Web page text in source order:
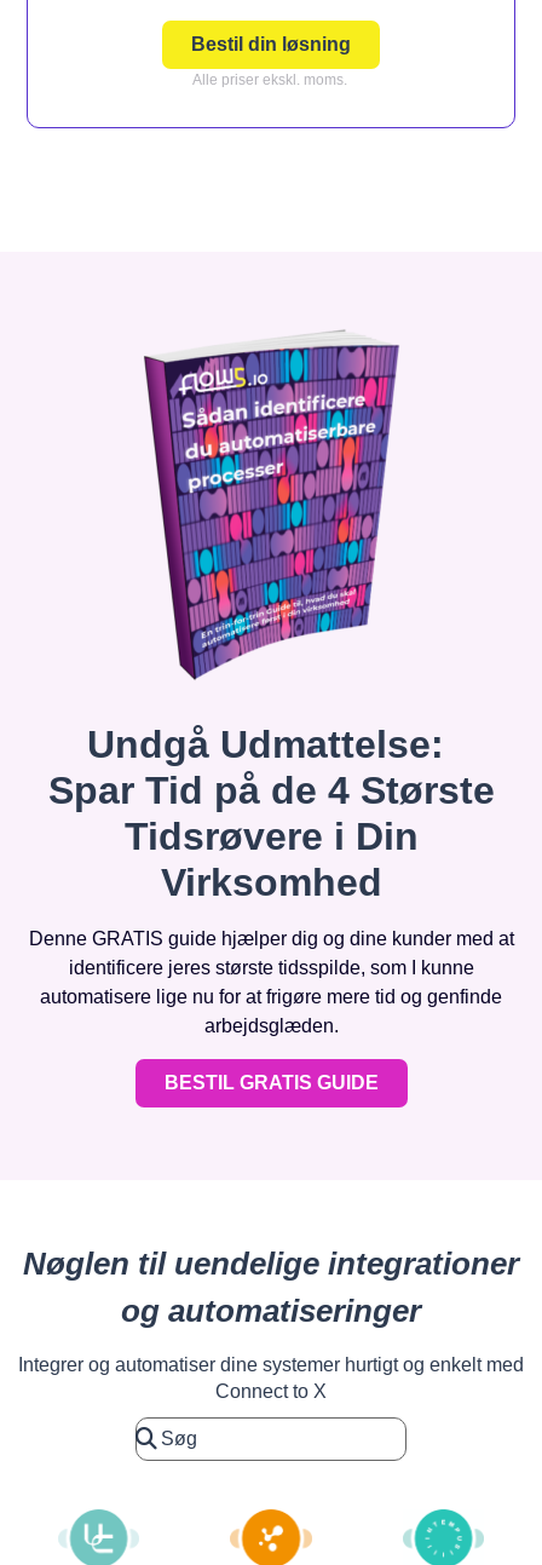
Bestil din løsning
Alle priser ekskl. moms.
Undgå Udmattelse:
Spar Tid på de 4 Største
Tidsrøvere i Din
Virksomhed
Denne GRATIS guide hjælper dig og dine kunder med at
identificere jeres største tidsspilde, som I kunne
automatisere lige nu for at frigøre mere tid og genfinde
arbejdsglæden.
BESTIL GRATIS GUIDE
Nøglen til uendelige integrationer
og automatiseringer
Integrer og automatiser dine systemer hurtigt og enkelt med
Connect to X